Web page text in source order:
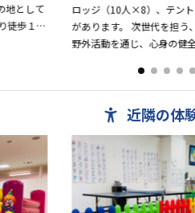
地として
徒歩１分
ロッジ（10人×8）、テン
があります。 次世代を担う
野外活動を通じ、心身の健
供会、ファミリーで...
近隣の体